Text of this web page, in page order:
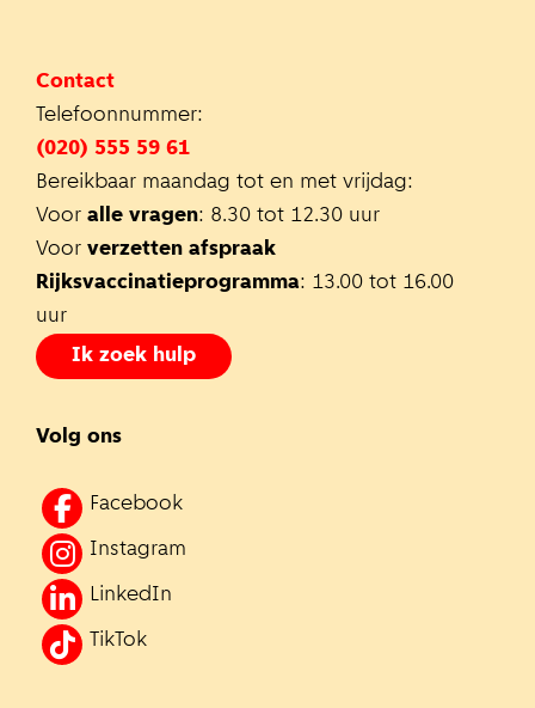
Contact
Telefoonnummer:
(020) 555 59 61
Bereikbaar maandag tot en met vrijdag:
Voor alle vragen: 8.30 tot 12.30 uur
Voor verzetten afspraak
Rijksvaccinatieprogramma: 13.00 tot 16.00
uur
Ik zoek hulp
Volg ons
Facebook
Instagram
LinkedIn
TikTok